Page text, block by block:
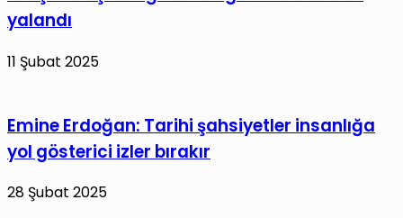
yalandı
11 Şubat 2025
Emine Erdoğan: Tarihi şahsiyetler insanlığa
yol gösterici izler bırakır
28 Şubat 2025